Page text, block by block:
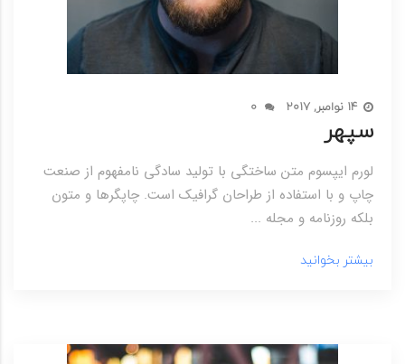
14 نوامبر, 2017 0
سپهر
لورم ایپسوم متن ساختگی با تولید سادگی نامفهوم از صنعت
چاپ و با استفاده از طراحان گرافیک است. چاپگرها و متون
بلکه روزنامه و مجله ...
بیشتر بخوانید